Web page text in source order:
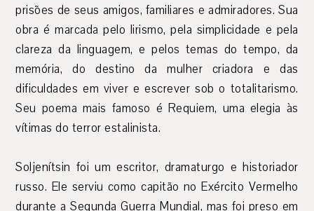
prisões de seus amigos, familiares e admiradores. Sua
obra é marcada pelo lirismo, pela simplicidade e pela
clareza da linguagem, e pelos temas do tempo, da
memória, do destino da mulher criadora e das
dificuldades em viver e escrever sob o totalitarismo.
Seu poema mais famoso é Requiem, uma elegia às
vítimas do terror estalinista.
Soljenítsin foi um escritor, dramaturgo e historiador
russo. Ele serviu como capitão no Exército Vermelho
durante a Segunda Guerra Mundial, mas foi preso em